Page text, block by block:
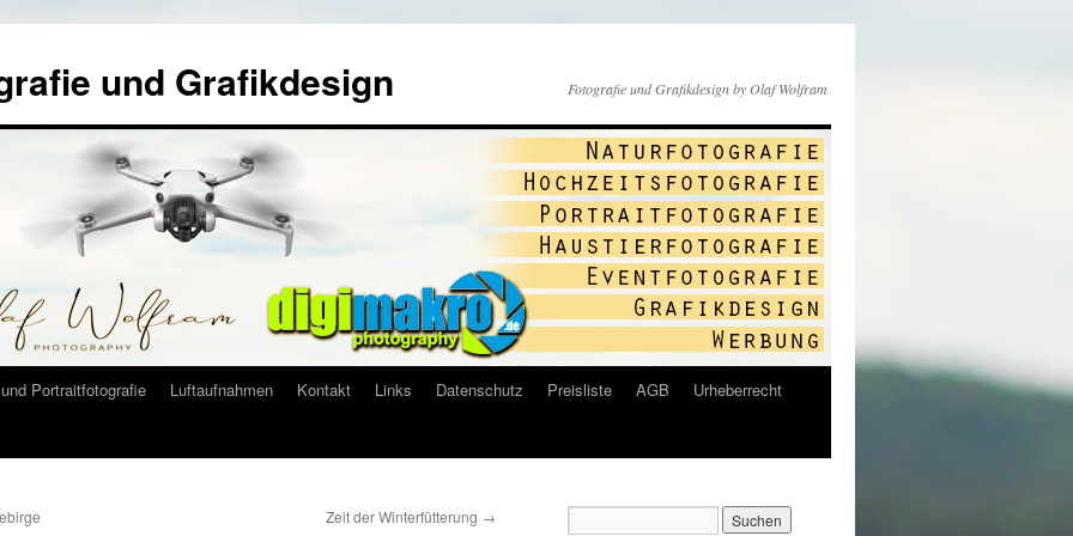
und Grafikdesign Fotografie und Grafikdesign by Olaf Wolfram
Portraitfotografie Luftaufnahmen Kontakt Links Datenschutz Preisliste AGB
Urheberrecht
Zeit der Winterfütterung →